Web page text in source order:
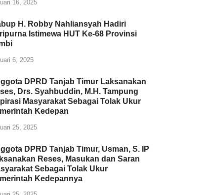
16, 2025
H. Robby Nahliansyah Hadiri
Istimewa HUT Ke-68 Provinsi
6, 2025
DPRD Tanjab Timur Laksanakan
Drs. Syahbuddin, M.H. Tampung
Masyarakat Sebagai Tolak Ukur
Kedepan
25, 2025
DPRD Tanjab Timur, Usman, S. IP
Reses, Masukan dan Saran
Sebagai Tolak Ukur
Kedepannya